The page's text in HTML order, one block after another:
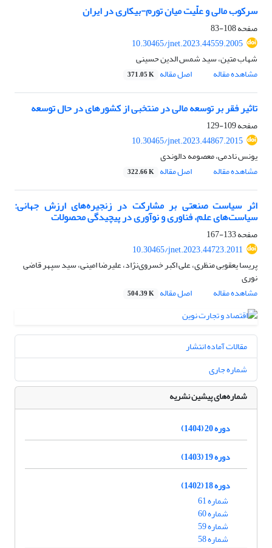
سرکوب مالی و علّیت میان تورم-بیکاری در ایران
صفحه108-83
10.30465/jnet.2023.44559.2005
شهاب متین، سید شمس الدین حسینی
مشاهده مقاله
اصل مقاله 371.05 K
تاثیر فقر بر توسعه مالی در منتخبی از کشورهای در حال توسعه
صفحه109-129
10.30465/jnet.2023.44867.2015
یونس نادمی، معصومه دالوندی
مشاهده مقاله
اصل مقاله 322.66 K
اثر سیاست صنعتی بر مشارکت در زنجیره‌های ارزش جهانی:
سیاست‌های علم، فناوری و نوآوری در پیچیدگی محصولات
صفحه133-167
10.30465/jnet.2023.44723.2011
پریسا یعقوبی منظری، علی اکبر خسروی‌نژاد، علیرضا امینی، سید سپهر قاضی
نوری
مشاهده مقاله
اصل مقاله 504.39 K
مقالات آماده انتشار
شماره جاری
شماره‌های پیشین نشریه
دوره 20 (1404)
دوره 19 (1403)
دوره 18 (1402)
شماره 61
شماره 60
شماره 59
شماره 58